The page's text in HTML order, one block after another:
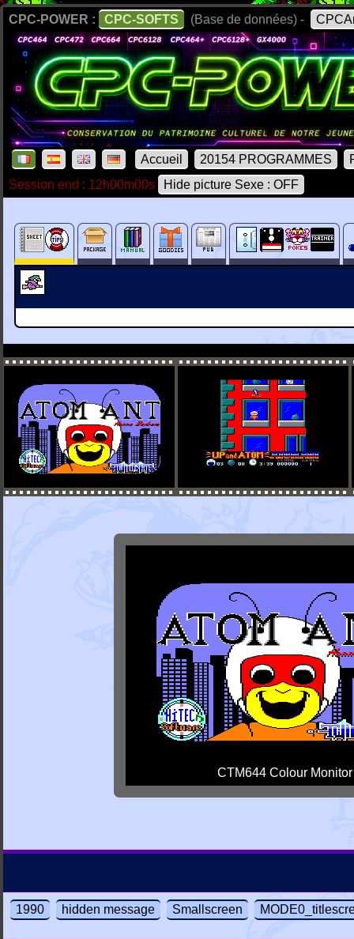
CPC-POWER : CPC-SOFTS (Base de données) -
Accueil 20154 PROGRAMMES
Session end : 12h00m00s
Hide picture Sexe : OFF
CTM644 Colour Monitor
1990 hidden message Smallscreen